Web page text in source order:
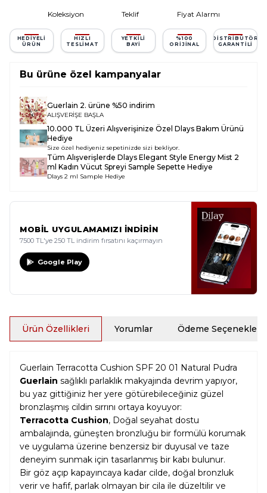
Koleksiyon Teklif Fiyat Alarmı
HEDIYELI
ÜRÜN
HIZLI
TESLIMAT
YETKILI
BAYI
%100
ORIJINAL
DISTRIBÜTÖR
GARANTILI
Bu ürüne özel kampanyalar
Guerlain 2. ürüne %50 indirim
ALIŞVERİŞE BAŞLA
10.000 TL Üzeri Alışverişinize Özel Dlays Bakım Ürünü
Hediye
Size özel hediyeniz sepetinizde sizi bekliyor.
Tüm Alışverişlerde Dlays Elegant Style Energy Mist 2
ml Kadın Vücut Spreyi Sample Sepette Hediye
Dlays 2 ml Sample Hediye
MOBİL UYGULAMAMIZI İNDİRİN
7500 TL'ye 250 TL indirim fırsatını kaçırmayın
Google Play
Ürün Özellikleri Yorumlar Ödeme Seçenekleri
Guerlain Terracotta Cushion SPF 20 01 Natural Pudra
Guerlain sağlıklı parlaklık makyajında ​​devrim yapıyor,
bu yaz gittiğiniz her yere götürebileceğiniz güzel
bronzlaşmış cildin sırrını ortaya koyuyor:
Terracotta Cushion, Doğal seyahat dostu
ambalajında, güneşten bronzluğu bir formülü korumak
ve uygulama üzerine benzersiz bir duyusal ve taze
deneyim sunmak için tasarlanmış bir kabı bulunur.
Bir göz açıp kapayıncaya kadar cilde, doğal bronzluk
verir ve hafif, parlak olmayan bir cila ile düzeltilir ve